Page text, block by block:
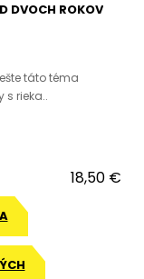
DVOCH ROKOV
táto téma
s rieka..
18,50 €